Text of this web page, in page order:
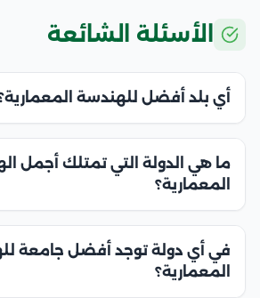
الأسئلة الشائعة
أي بلد أفضل للهندسة
ما هي الدولة التي تمتلك أجمل
المعمارية؟
في أي دولة توجد أفضل جامعة
المعمارية؟